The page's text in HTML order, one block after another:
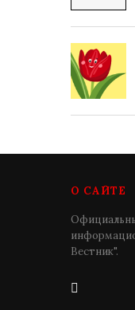
О САЙТЕ
Вестник".